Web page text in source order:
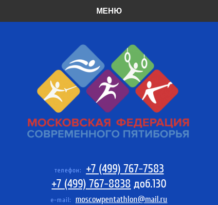
МЕНЮ
телефон:
+7 (499) 767-7583
+7 (499) 767-8838 доб.130
e-mail: moscowpentathlon@mail.ru